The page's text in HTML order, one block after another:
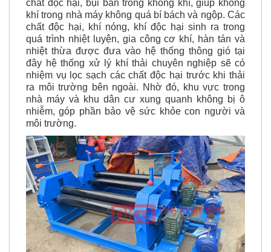
hút:Các quạt thông gió công nghiệp sẽ hút bớt
chất độc hại, bụi bẩn trong không khí, giúp không
khí trong nhà máy không quá bí bách và ngộp. Các
chất độc hại, khí nóng, khí độc hại sinh ra trong
quá trình nhiệt luyện, gia công cơ khí, hàn tán và
nhiệt thừa được đưa vào hệ thống thông gió tại
đây hệ thống xử lý khí thải chuyên nghiệp sẽ có
nhiệm vụ lọc sạch các chất độc hại trước khi thải
ra môi trường bên ngoài. Nhờ đó, khu vực trong
nhà máy và khu dân cư xung quanh không bị ô
nhiễm, góp phần bảo vệ sức khỏe con người và
môi trường.